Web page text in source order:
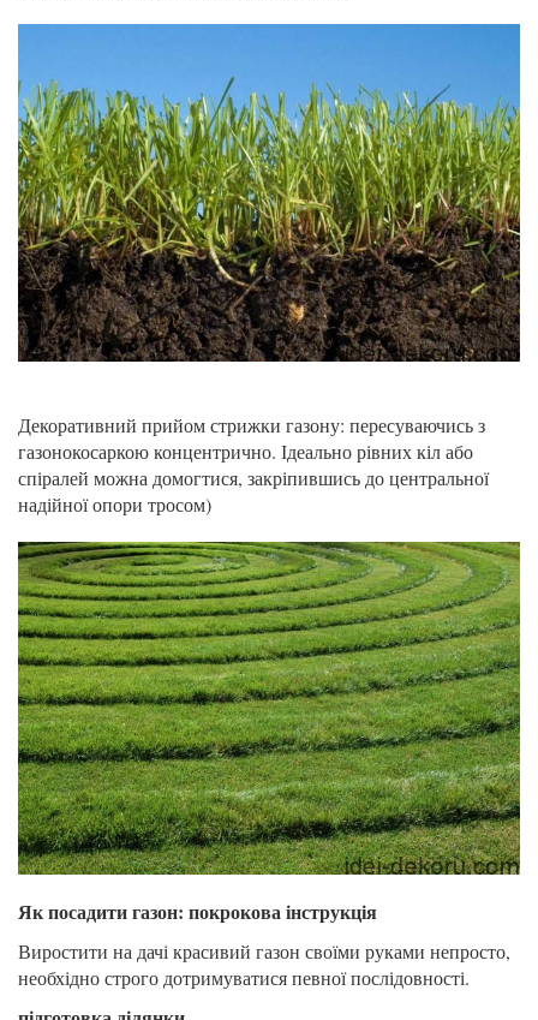
Декоративний прийом стрижки газону: пересуваючись з
газонокосаркою концентрично. Ідеально рівних кіл або
спіралей можна домогтися, закріпившись до центральної
надійної опори тросом)
Як посадити газон: покрокова інструкція
Виростити на дачі красивий газон своїми руками непросто,
необхідно строго дотримуватися певної послідовності.